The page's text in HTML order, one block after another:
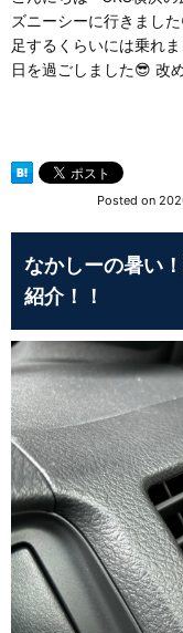
ズニーシーに行きまし
足するくらいには乗れ
日を過ごしました😎 改
Posted on
なかしーの暑い
紹介！！